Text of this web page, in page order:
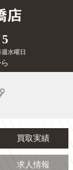
週水曜日
買取実績
求人情報